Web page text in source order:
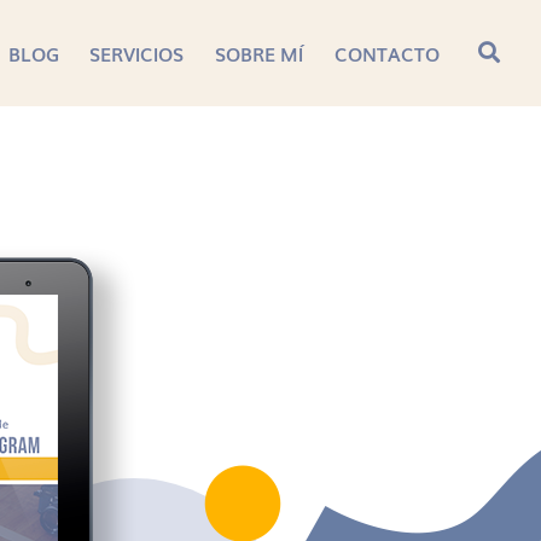
BLOG SERVICIOS SOBRE MÍ CONTACTO